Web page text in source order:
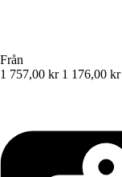
Från
1 757,00 kr 1 176,00 kr